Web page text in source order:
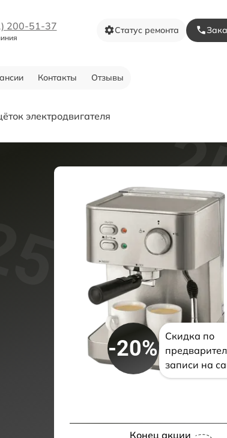
200-51-37 Статус ремонта
Контакты Отзывы
электродвигателя
-20%
Скидка по
записи на
Конец акции